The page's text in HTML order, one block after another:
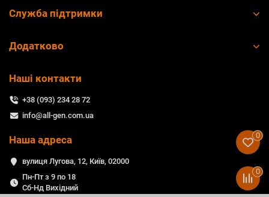
Служба підтримки
Додатково
Наші контакти
+38 (093) 234 28 72
info@all-gen.com.ua
Наша адреса
вулиця Лугова, 12, Київ, 02000
Пн-Пт з 9 по 18
Сб-Нд Вихідний
0
0